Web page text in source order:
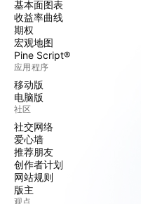
基本面图表
收益率曲线
期权
宏观地图
Pine Script®
应用程序
移动版
电脑版
社区
社交网络
爱心墙
推荐朋友
创作者计划
网站规则
版主
观点